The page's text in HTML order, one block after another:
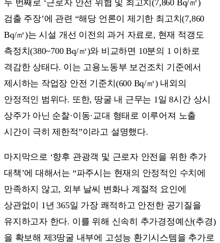
두 번째로 ‘근로자 안전 위협 및 최고치(7,860 Bq/㎥)
검출 주장’에 관련 “해당 언론이 제기한 최고치(7,860
Bq/㎥)는 시설 개선 이전의 과거 자료로, 현재 적갱도
측정치(380~700 Bq/㎥)와 비교하면 10분의 1 이하로
격감한 상태다. 이는 고용노동부 보건조치 기준에서
제시하는 작업장 안전 기준치(600 Bq/㎥) 내외의
안정적인 범위다. 또한, 땅굴 내 근무는 1일 8시간 상시
상주가 아닌 순찰·이동·교대 형태로 이루어져 노출
시간이 극히 제한적”이라고 설명했다.
마지막으로 ‘향후 관광객 및 근로자 안전을 위한 추가
대책’에 대해서는 “파주시는 현재의 안정적인 수치에
만족하지 않고, 외부 날씨 변화나 계절적 요인에
상관없이 1년 365일 가장 쾌적하고 안전한 공기질을
유지하고자 한다. 이를 위해 신속히 추가경정예산(추경)
을 확보해 제3땅굴 내부에 고성능 환기시스템을 추가로